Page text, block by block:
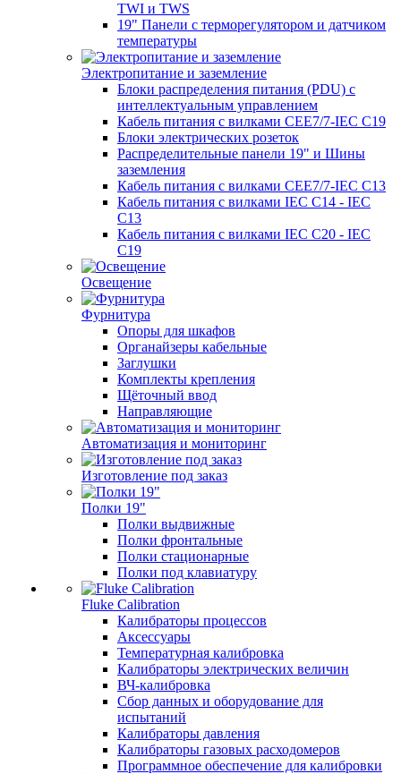
TWI и TWS
19" Панели с терморегулятором и датчиком
температуры
Электропитание и заземление
Блоки распределения питания (PDU) с
интеллектуальным управлением
Кабель питания с вилками CEE7/7-IEC C19
Блоки электрических розеток
Распределительные панели 19" и Шины
заземления
Кабель питания с вилками CEE7/7-IEC C13
Кабель питания с вилками IEC C14 - IEC
C13
Кабель питания с вилками IEC C20 - IEC
C19
Освещение
Фурнитура
Опоры для шкафов
Органайзеры кабельные
Заглушки
Комплекты крепления
Щёточный ввод
Направляющие
Автоматизация и мониторинг
Изготовление под заказ
Полки 19"
Полки выдвижные
Полки фронтальные
Полки стационарные
Полки под клавиатуру
Fluke Calibration
Калибраторы процессов
Аксессуары
Температурная калибровка
Калибраторы электрических величин
ВЧ-калибровка
Сбор данных и оборудование для
испытаний
Калибраторы давления
Калибраторы газовых расходомеров
Программное обеспечение для калибровки